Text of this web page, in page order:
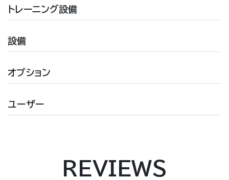
トレーニング設備
設備
オプション
ユーザー
REVIEWS